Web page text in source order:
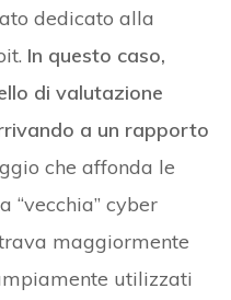
dedicato alla
In questo caso,
di valutazione
a un rapporto
che affonda le
“vecchia” cyber
maggiormente
utilizzati